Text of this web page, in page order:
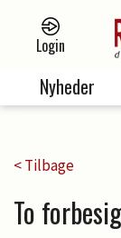
Login
Nyheder
< Tilbage
To